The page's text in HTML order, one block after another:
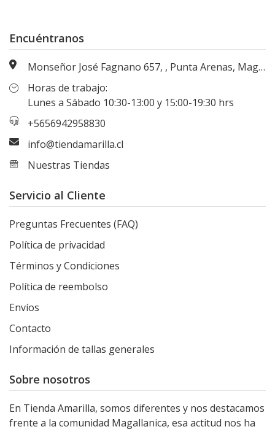
Encuéntranos
Monseñor José Fagnano 657, , Punta Arenas, Magallanes, Chile
Horas de trabajo:
Lunes a Sábado 10:30-13:00 y 15:00-19:30 hrs
+5656942958830
info@tiendamarilla.cl
Nuestras Tiendas
Servicio al Cliente
Preguntas Frecuentes (FAQ)
Política de privacidad
Términos y Condiciones
Política de reembolso
Envíos
Contacto
Información de tallas generales
Sobre nosotros
En Tienda Amarilla, somos diferentes y nos destacamos
frente a la comunidad Magallanica, esa actitud nos ha